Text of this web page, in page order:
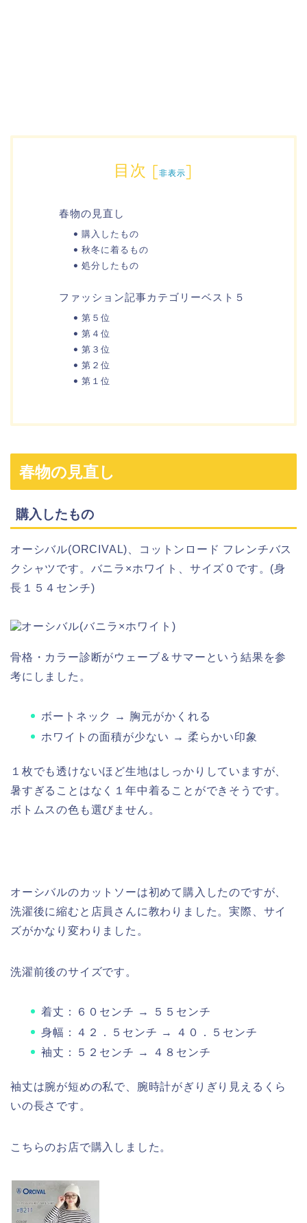
目次 [非表示]
春物の見直し
購入したもの
秋冬に着るもの
処分したもの
ファッション記事カテゴリーベスト５
第５位
第４位
第３位
第２位
第１位
春物の見直し
購入したもの
オーシバル(ORCIVAL)、コットンロード フレンチバス
クシャツです。バニラ×ホワイト、サイズ０です。(身
長１５４センチ)
骨格・カラー診断がウェーブ＆サマーという結果を参
考にしました。
ボートネック → 胸元がかくれる
ホワイトの面積が少ない → 柔らかい印象
１枚でも透けないほど生地はしっかりしていますが、
暑すぎることはなく１年中着ることができそうです。
ボトムスの色も選びません。
オーシバルのカットソーは初めて購入したのですが、
洗濯後に縮むと店員さんに教わりました。実際、サイ
ズがかなり変わりました。
洗濯前後のサイズです。
着丈：６０センチ → ５５センチ
身幅：４２．５センチ → ４０．５センチ
袖丈：５２センチ → ４８センチ
袖丈は腕が短めの私で、腕時計がぎりぎり見えるくら
いの長さです。
こちらのお店で購入しました。